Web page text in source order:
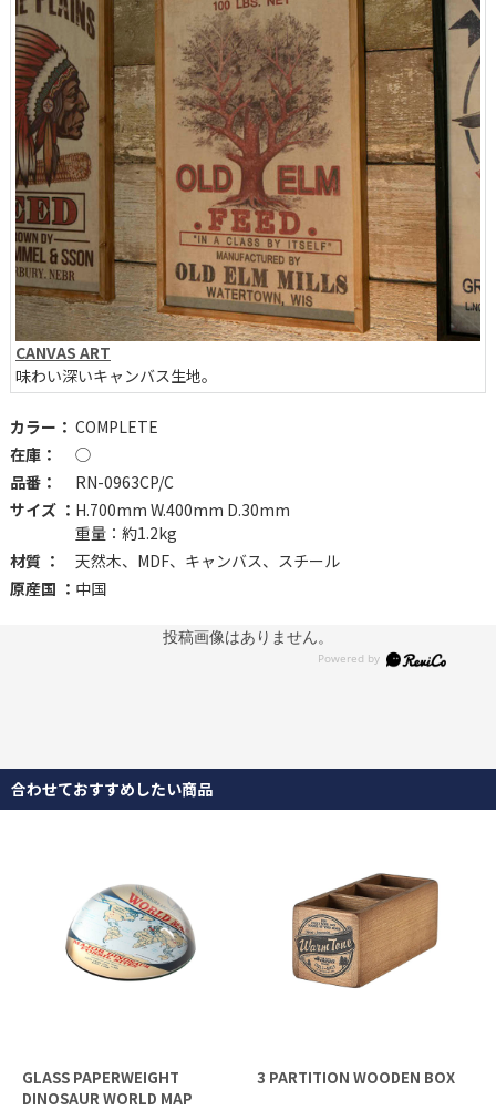
CANVAS ART
味わい深いキャンバス生地。
カラー： COMPLETE
在庫：
◯
品番：
RN-0963CP/C
サイズ ： H.700mm W.400mm D.30mm
重量：約1.2kg
材質 ：
天然木、MDF、キャンバス、スチール
原産国 ： 中国
投稿画像はありません。
合わせておすすめしたい商品
GLASS PAPERWEIGHT
DINOSAUR WORLD MAP
3 PARTITION WOODEN BOX